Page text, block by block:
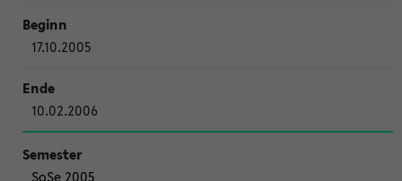
17.10.2005
10.02.2006
SoSe 2005